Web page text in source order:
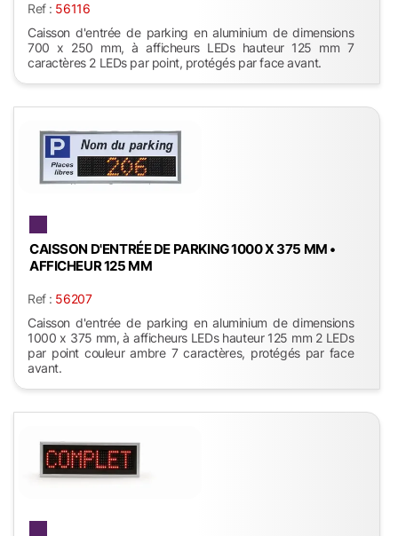
Ref : 56116
Caisson d'entrée de parking en aluminium de dimensions
700 x 250 mm, à afficheurs LEDs hauteur 125 mm 7
caractères 2 LEDs par point, protégés par face avant.
CAISSON D'ENTRÉE DE PARKING 1000 X 375 MM •
AFFICHEUR 125 MM
Ref : 56207
Caisson d'entrée de parking en aluminium de dimensions
1000 x 375 mm, à afficheurs LEDs hauteur 125 mm 2 LEDs
par point couleur ambre 7 caractères, protégés par face
avant.